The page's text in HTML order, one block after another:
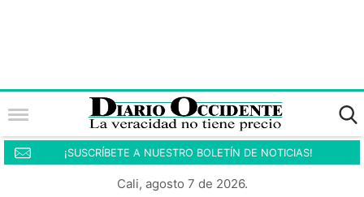
¡SUSCRÍBETE A NUESTRO BOLETÍN DE NOTICIAS!
Cali, agosto 7 de 2026.